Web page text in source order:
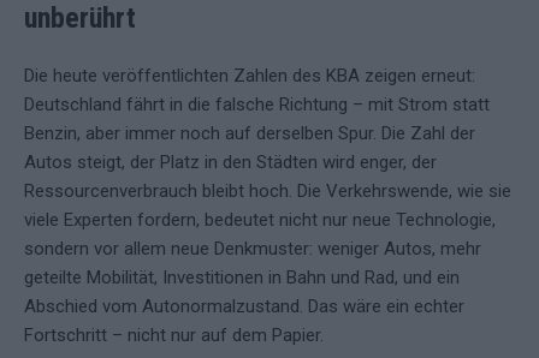
unberührt
Die heute veröffentlichten Zahlen des KBA zeigen erneut:
Deutschland fährt in die falsche Richtung – mit Strom statt
Benzin, aber immer noch auf derselben Spur. Die Zahl der
Autos steigt, der Platz in den Städten wird enger, der
Ressourcenverbrauch bleibt hoch. Die Verkehrswende, wie sie
viele Experten fordern, bedeutet nicht nur neue Technologie,
sondern vor allem neue Denkmuster: weniger Autos, mehr
geteilte Mobilität, Investitionen in Bahn und Rad, und ein
Abschied vom Autonormalzustand. Das wäre ein echter
Fortschritt – nicht nur auf dem Papier.